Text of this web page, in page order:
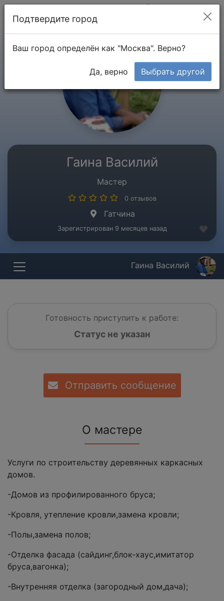
Гаина Василий
Мастер
0 отзывов
Гатчина
Зарегистрирован 9 месяцев назад
Гаина Василий
Готовность приступить к работе:
Статус не указан
Отправить сообщение
О мастере
Услуги по строительству деревянных каркасных
домов.
-Домов из профилированного бруса;
-Кровля, утепление кровли,замена кровли;
-Полы,замена полов;
-Отделка фасада (сайдинг,блок-хаус,имитатор
бруса,вагонка);
-Внутренняя отделка (загородный дом,дача);
Подтвердите город
Ваш город определён как "Москва". Верно?
Да, верно Выбрать другой